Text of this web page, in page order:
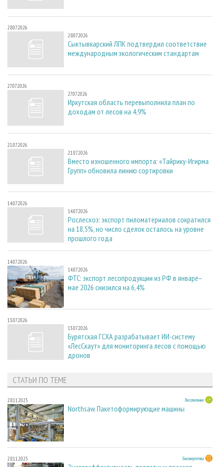
28.07.2026
28.07.2026
Сыктывкарский ЛПК подтвердил соответствие
международным экологическим стандартам
27.07.2026
27.07.2026
Иркутская область перевыполнила план по
доходам от лесов на 4,9%
21.07.2026
21.07.2026
Вместо изношенного импорта: «Тайрику-Игирма
Групп» обновила линию сортировки
14.07.2026
14.07.2026
Рослесхоз: экспорт пиломатериалов сократился
на 18,5%, но число сделок осталось на уровне
прошлого года
14.07.2026
14.07.2026
ФТС: экспорт лесопродукции из РФ в январе–
мае 2026 снизился на 6,4%
13.07.2026
13.07.2026
Бурятская ГСХА разрабатывает ИИ-систему
«ЛесСкаут» для мониторинга лесов с помощью
дронов
СТАТЬИ ПО ТЕМЕ
28.11.2025 Лесопиление
Northsaw. Пакетоформирующие машины
28.11.2025 Биоэнергетика